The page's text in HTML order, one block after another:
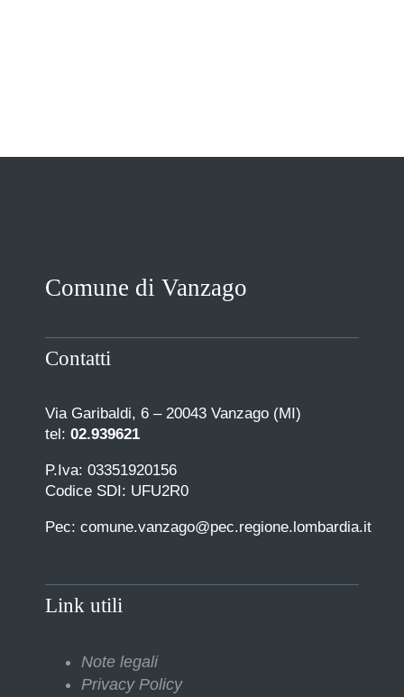
Comune di Vanzago
Contatti
Via Garibaldi, 6 – 20043 Vanzago (MI)
tel: 02.939621
P.Iva: 03351920156
Codice SDI: UFU2R0
Pec: comune.vanzago@pec.regione.lombardia.it
Link utili
Note legali
Privacy Policy